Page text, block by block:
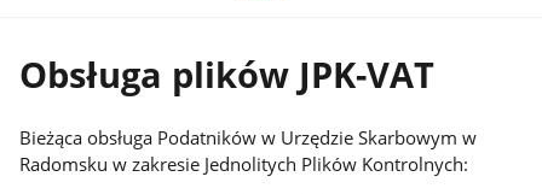
Obsługa plików JPK-VAT
Bieżąca obsługa Podatników w Urzędzie Skarbowym w
Radomsku w zakresie Jednolitych Plików Kontrolnych: